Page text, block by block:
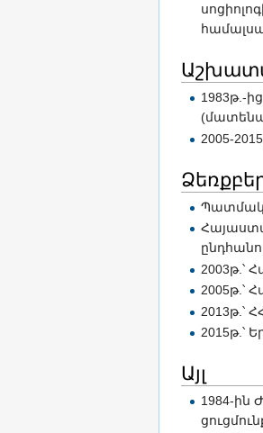
1983թ.-
2005-
2005թ.՝
2013թ.՝
Այլ
1984-ին